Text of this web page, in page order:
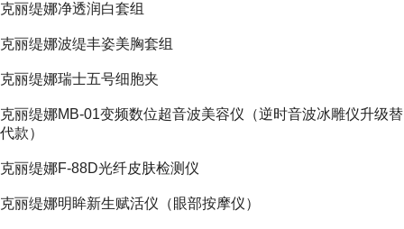
克丽缇娜净透润白套组
克丽缇娜波缇丰姿美胸套组
克丽缇娜瑞士五号细胞夹
克丽缇娜MB-01变频数位超音波美容仪（逆时音波冰雕仪升级替
代款）
克丽缇娜F-88D光纤皮肤检测仪
克丽缇娜明眸新生赋活仪（眼部按摩仪）